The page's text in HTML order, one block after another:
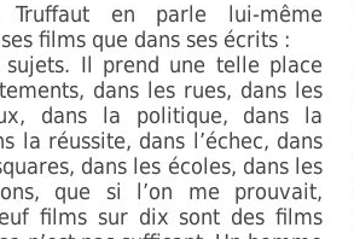
Truffaut en parle lui-même
films que dans ses écrits :
Il prend une telle place
dans les rues, dans les
dans la politique, dans la
la réussite, dans l’échec, dans
dans les écoles, dans les
que si l’on me prouvait,
films sur dix sont des films